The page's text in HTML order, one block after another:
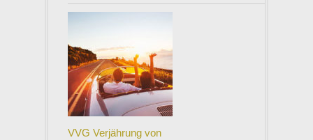
VVG Verjährung von